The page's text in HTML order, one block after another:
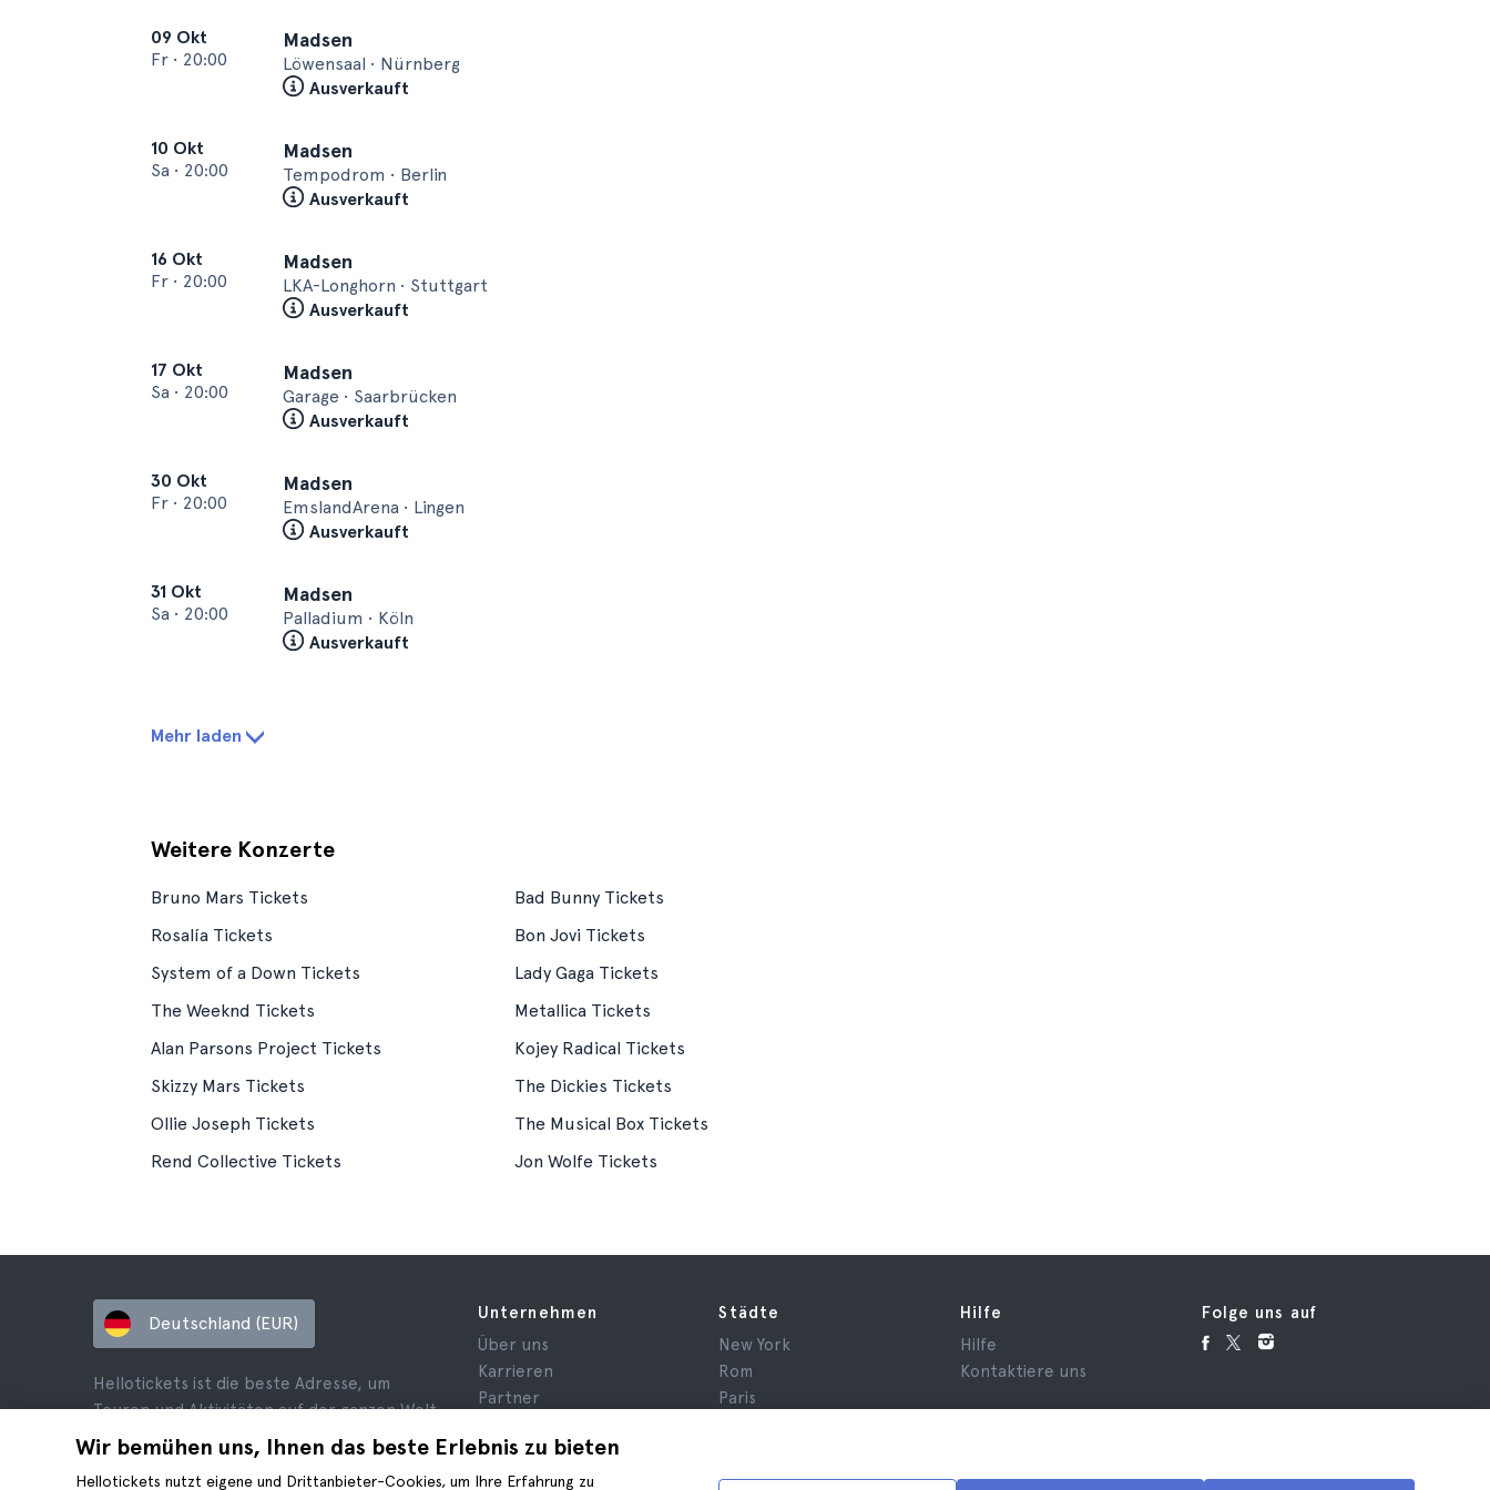
09 Okt
Fr • 20:00
Madsen
Löwensaal • Nürnberg
Ausverkauft
10 Okt
Sa • 20:00
Madsen
Tempodrom • Berlin
Ausverkauft
16 Okt
Fr • 20:00
Madsen
LKA-Longhorn • Stuttgart
Ausverkauft
17 Okt
Sa • 20:00
Madsen
Garage • Saarbrücken
Ausverkauft
30 Okt
Fr • 20:00
Madsen
EmslandArena • Lingen
Ausverkauft
31 Okt
Sa • 20:00
Madsen
Palladium • Köln
Ausverkauft
Mehr laden
Weitere Konzerte
Bruno Mars Tickets
Bad Bunny Tickets
Rosalía Tickets
Bon Jovi Tickets
System of a Down Tickets
Lady Gaga Tickets
The Weeknd Tickets
Metallica Tickets
Alan Parsons Project Tickets
Kojey Radical Tickets
Skizzy Mars Tickets
The Dickies Tickets
Ollie Joseph Tickets
The Musical Box Tickets
Rend Collective Tickets
Jon Wolfe Tickets
Wir bemühen uns, Ihnen das beste Erlebnis zu bieten
Hellotickets nutzt eigene und Drittanbieter-Cookies, um Ihre Erfahrung zu
Deutschland (EUR)
Hellotickets ist die beste Adresse, um
Touren und Aktivitäten auf der ganzen Welt
zu buchen.
Unternehmen
Über uns
Karrieren
Partner
Datenschutz
Allgemeine
Städte
New York
Rom
Paris
Krakau
Hilfe
Hilfe
Kontaktiere uns
Folge uns auf